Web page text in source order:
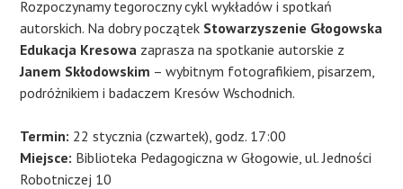
Rozpoczynamy tegoroczny cykl wykładów i spotkań
autorskich. Na dobry początek Stowarzyszenie Głogowska
Edukacja Kresowa zaprasza na spotkanie autorskie z
Janem Skłodowskim – wybitnym fotografikiem, pisarzem,
podróżnikiem i badaczem Kresów Wschodnich.
Termin: 22 stycznia (czwartek), godz. 17:00
Miejsce: Biblioteka Pedagogiczna w Głogowie, ul. Jedności
Robotniczej 10